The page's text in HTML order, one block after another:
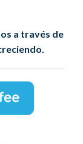
a través de